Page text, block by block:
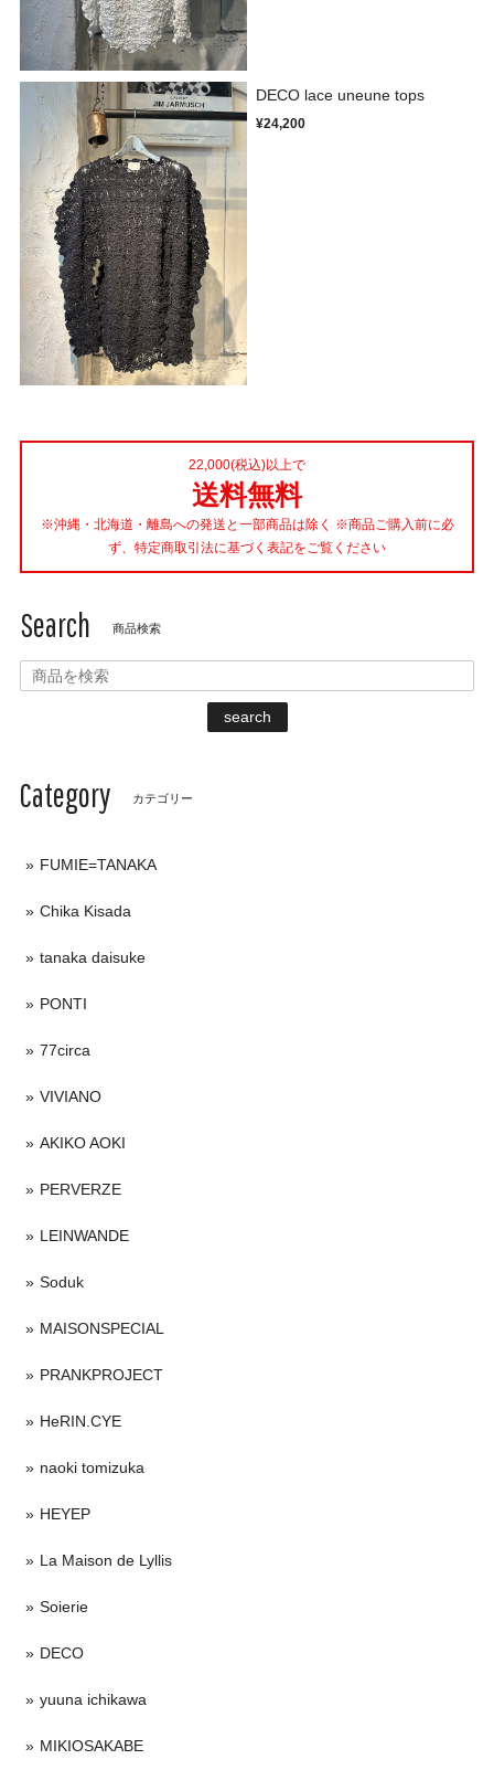
DECO lace uneune tops
¥24,200
22,000(税込)以上で
送料無料
※沖縄・北海道・離島への発送と一部商品は除く ※商品ご購入前に必
ず、特定商取引法に基づく表記をご覧ください
Search 商品検索
search
Category カテゴリー
FUMIE=TANAKA
Chika Kisada
tanaka daisuke
PONTI
77circa
VIVIANO
AKIKO AOKI
PERVERZE
LEINWANDE
Soduk
MAISONSPECIAL
PRANKPROJECT
HeRIN.CYE
naoki tomizuka
HEYEP
La Maison de Lyllis
Soierie
DECO
yuuna ichikawa
MIKIOSAKABE